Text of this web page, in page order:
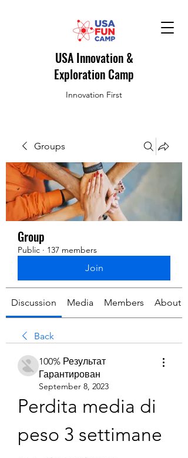
USA Innovation &
Exploration Camp
Innovation First
Groups
Group
Public · 137 members
Join
Discussion Media Members About
Back
100% Результат
Гарантирован
September 8, 2023
Perdita media di
peso 3 settimane